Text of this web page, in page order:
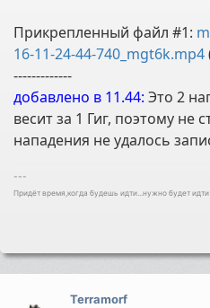
Прикрепленный файл #1:
16-11-24-44-740_mgt6k.mp4
-------------
добавлено в 11.44: Это 2
весит за 1 Гиг, поэтому не
нападения не удалось
---
Придёт время,когда будешь идти...нужно будет
Terramorf